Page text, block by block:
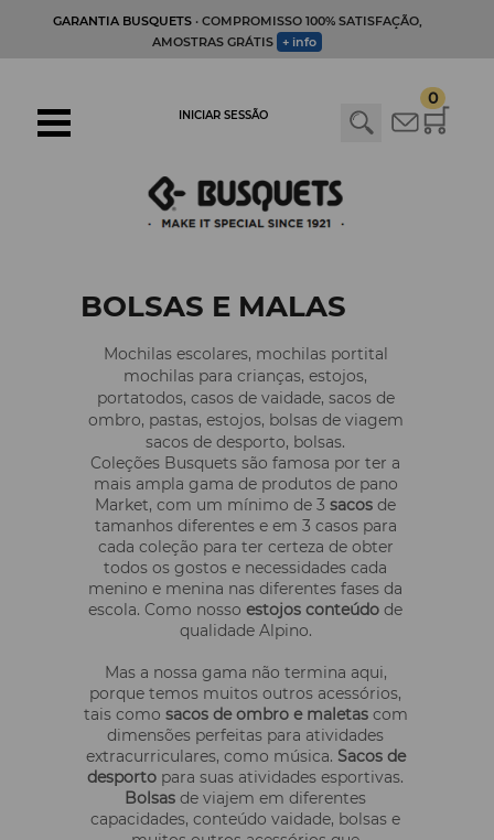
GARANTIA BUSQUETS· COMPROMISSO 100% SATISFAÇÃO,
AMOSTRAS GRÁTIS + info
0
INICIAR SESSÃO
BOLSAS E MALAS
Mochilas escolares, mochilas portital
mochilas para crianças, estojos,
portatodos, casos de vaidade, sacos de
ombro, pastas, estojos, bolsas de viagem
sacos de desporto, bolsas.
Coleções Busquets são famosa por ter a
mais ampla gama de produtos de pano
Market, com um mínimo de 3 sacos de
tamanhos diferentes e em 3 casos para
cada coleção para ter certeza de obter
todos os gostos e necessidades cada
menino e menina nas diferentes fases da
escola. Como nosso estojos conteúdo de
qualidade Alpino.
Mas a nossa gama não termina aqui,
porque temos muitos outros acessórios,
tais como sacos de ombro e maletascom
dimensões perfeitas para atividades
extracurriculares, como música. Sacos de
desporto para suas atividades esportivas.
Bolsas de viajem em diferentes
capacidades, conteúdo vaidade, bolsas e